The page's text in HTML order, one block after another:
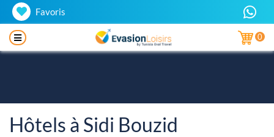
Favoris
0
Hôtels à Sidi Bouzid